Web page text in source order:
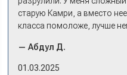
старую Камри, а вместо
класса помоложе, лучше
либо самому всем этим
Либо искать салон, где
— Абдул Д.
01.03.2025